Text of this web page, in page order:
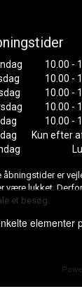
10.00 -
10.00 -
10.00 -
10.00 -
10.00 -
Kun efter
åbningstider er
være lukket.
et besøg.